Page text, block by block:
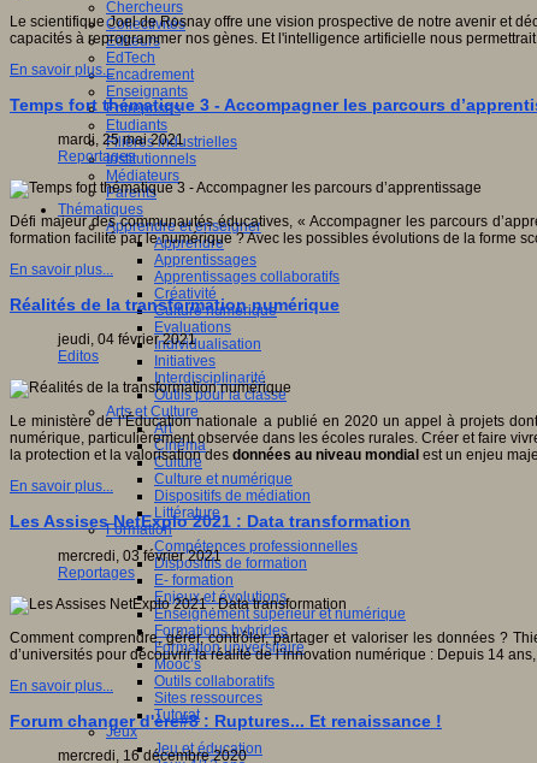
Chercheurs
Collectivités
Editeurs
EdTech
Encadrement
Enseignants
Entreprises
Etudiants
Filières industrielles
Institutionnels
Médiateurs
Parents
Thématiques
Apprendre et enseigner
Apprendre
Apprentissages
Apprentissages collaboratifs
Créativité
Culture numérique
Evaluations
Individualisation
Initiatives
Interdisciplinarité
Outils pour la classe
Arts et Culture
Art
Cinéma
Culture
Culture et numérique
Dispositifs de médiation
Littérature
Formation
Compétences professionnelles
Dispositifs de formation
E- formation
Enjeux et évolutions
Enseignement supérieur et numérique
Formations hybrides
Formation universitaire
Mooc’s
Outils collaboratifs
Sites ressources
Tutorat
Jeux
Jeu et éducation
Le scientifique Joel de Rosnay​ offre une vision prospective de notre avenir et
capacités à reprogrammer nos gènes. Et l'intelligence artificielle​ nous
En savoir plus...
Temps fort thématique 3 - Accompagner les parcours
mardi, 25 mai 2021
Reportages
Défi majeur des communautés éducatives, « Accompagner les parcours
formation facilité par le numérique ? Avec les possibles évolutions de la forme
En savoir plus...
Réalités de la transformation numérique
jeudi, 04 février 2021
Editos
Le ministère de l’Éducation nationale a publié en 2020 un appel à projets
numérique, particulièrement observée dans les écoles rurales. Créer et faire
la protection et la valorisation des données au niveau mondial est un enjeu
En savoir plus...
Les Assises NetExplo 2021 : Data transformation
mercredi, 03 février 2021
Reportages
Comment comprendre, gérer, contrôler, partager et valoriser les données ?
d’universités pour découvrir la réalité de l’innovation numérique : Depuis 14
En savoir plus...
Forum changer d'ère#8 : Ruptures... Et renaissance !
mercredi, 16 décembre 2020